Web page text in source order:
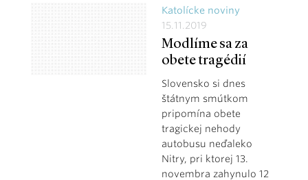
Katolícke noviny
15.11.2019
Modlíme sa za
obete tragédií
Slovensko si dnes
štátnym smútkom
pripomína obete
tragickej nehody
autobusu neďaleko
Nitry, pri ktorej 13.
novembra zahynulo 12